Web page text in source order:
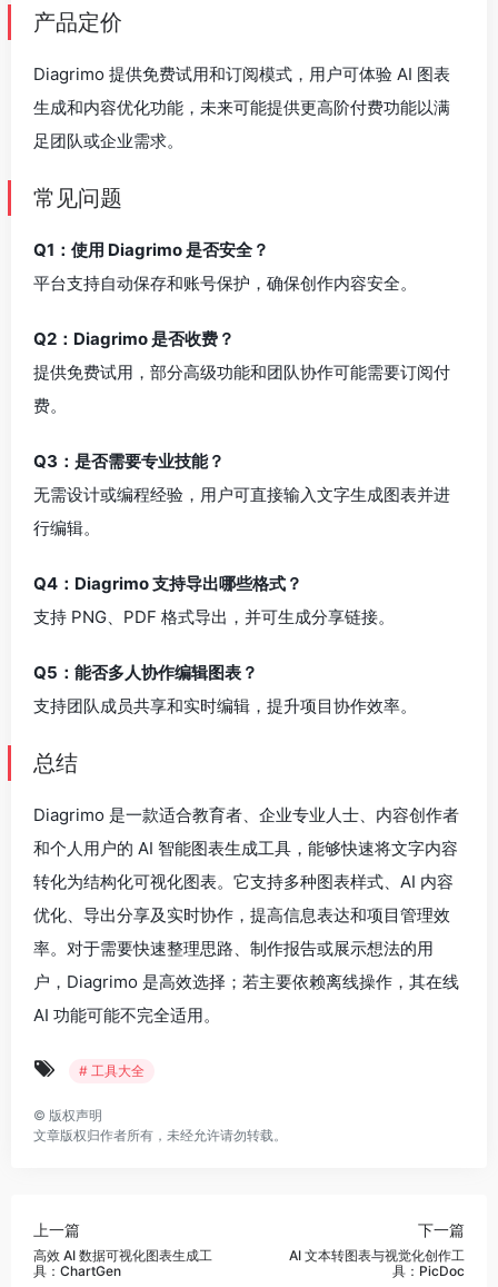
产品定价
Diagrimo 提供免费试用和订阅模式，用户可体验 AI 图表
生成和内容优化功能，未来可能提供更高阶付费功能以满
足团队或企业需求。
常见问题
Q1：使用 Diagrimo 是否安全？
平台支持自动保存和账号保护，确保创作内容安全。
Q2：Diagrimo 是否收费？
提供免费试用，部分高级功能和团队协作可能需要订阅付
费。
Q3：是否需要专业技能？
无需设计或编程经验，用户可直接输入文字生成图表并进
行编辑。
Q4：Diagrimo 支持导出哪些格式？
支持 PNG、PDF 格式导出，并可生成分享链接。
Q5：能否多人协作编辑图表？
支持团队成员共享和实时编辑，提升项目协作效率。
总结
Diagrimo 是一款适合教育者、企业专业人士、内容创作者
和个人用户的 AI 智能图表生成工具，能够快速将文字内容
转化为结构化可视化图表。它支持多种图表样式、AI 内容
优化、导出分享及实时协作，提高信息表达和项目管理效
率。对于需要快速整理思路、制作报告或展示想法的用
户，Diagrimo 是高效选择；若主要依赖离线操作，其在线
AI 功能可能不完全适用。
# 工具大全
© 版权声明
文章版权归作者所有，未经允许请勿转载。
上一篇
高效 AI 数据可视化图表生成工
具：ChartGen
下一篇
AI 文本转图表与视觉化创作工
具：PicDoc